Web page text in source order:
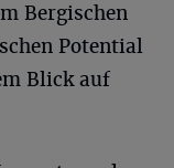
Bergischen
Potential
Blick auf